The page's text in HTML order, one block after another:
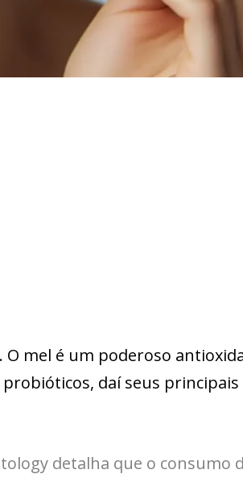
mel é um poderoso
daí seus
detalha que o consumo